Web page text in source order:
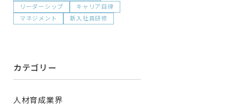
リーダーシップ
キャリア自律
マネジメント
新入社員研修
カテゴリー
人材育成業界